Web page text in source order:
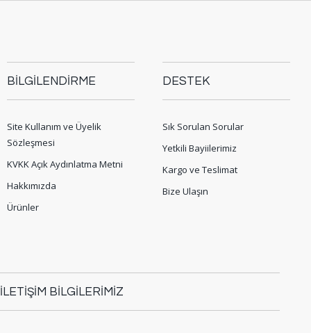
BİLGİLENDİRME
Site Kullanım ve Üyelik
Sözleşmesi
KVKK Açık Aydınlatma Metni
Hakkımızda
Ürünler
DESTEK
Sık Sorulan Sorular
Yetkili Bayiilerimiz
Kargo ve Teslimat
Bize Ulaşın
İLETİŞİM BİLGİLERİMİZ